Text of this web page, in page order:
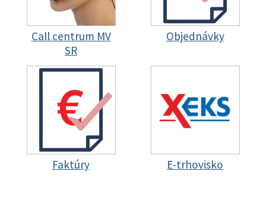
Call centrum MV
SR
Objednávky
Faktúry E-trhovisko